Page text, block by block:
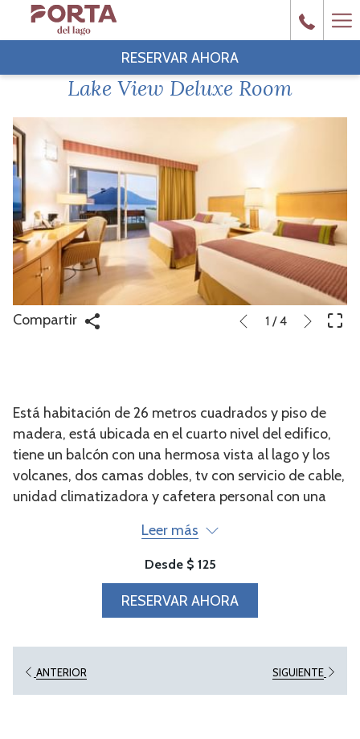
RESERVAR AHORA
Lake View Deluxe Room
Compartir
Botones
presentación
de
diapositivas
Al
los
siguientes
enlaces,
se
actualizará
el
Anterior
1/4
Está habitación de 26 metros cuadrados y piso de
madera, está ubicada en el cuarto nivel del edifico,
tiene un balcón con una hermosa vista al lago y los
volcanes, dos camas dobles, tv con servicio de cable,
unidad climatizadora y cafetera personal con una
planchador. El baño ofrece secadora de cabello,
ducha, dispensadores de champú-acondicionador y
Leer más
Desde $ 125
RESERVAR AHORA
ANTERIOR SIGUIENTE